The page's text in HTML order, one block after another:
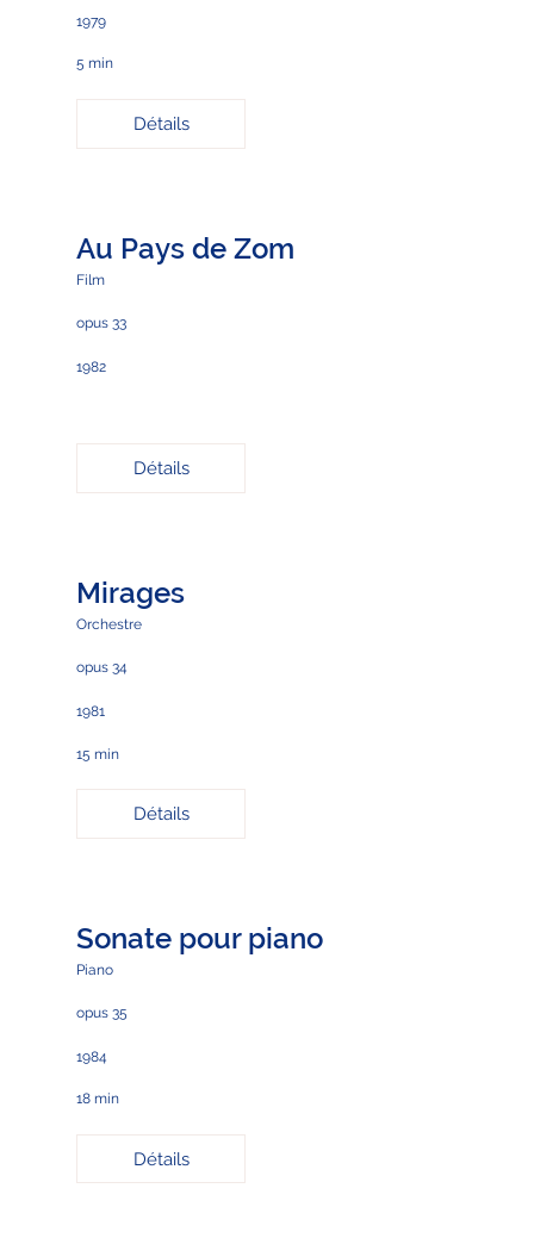
1979
5 min
Détails
Au Pays de Zom
Film
opus 33
1982
Détails
Mirages
Orchestre
opus 34
1981
15 min
Détails
Sonate pour piano
Piano
opus 35
1984
18 min
Détails